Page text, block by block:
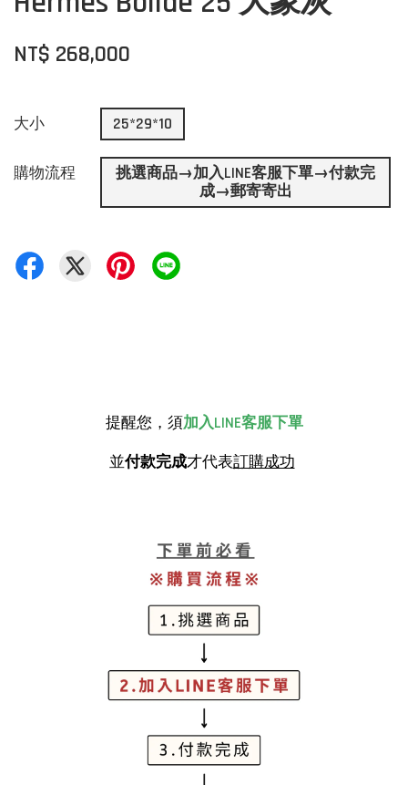
NT$ 268,000
大小 25*29*10
購物流程
挑選商品→加入LINE客服下單→付款完
成→郵寄寄出
提醒您，須加入LINE客服下單
並付款完成才代表訂購成功